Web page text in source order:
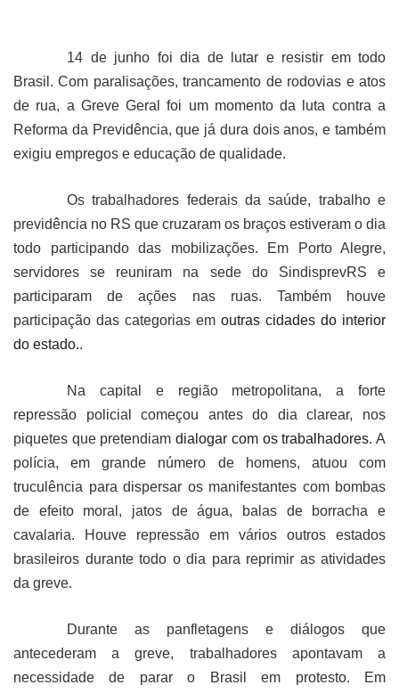
14 de junho foi dia de lutar e resistir em todo
Brasil. Com paralisações, trancamento de rodovias e atos
de rua, a Greve Geral foi um momento da luta contra a
Reforma da Previdência, que já dura dois anos, e também
exigiu empregos e educação de qualidade.
Os trabalhadores federais da saúde, trabalho e
previdência no RS que cruzaram os braços estiveram o dia
todo participando das mobilizações. Em Porto Alegre,
servidores se reuniram na sede do SindisprevRS e
participaram de ações nas ruas. Também houve
participação das categorias em outras cidades do interior
do estado..
Na capital e região metropolitana, a forte
repressão policial começou antes do dia clarear, nos
piquetes que pretendiamdialogar com os trabalhadores. A
polícia, em grande número de homens, atuou com
truculência para dispersar os manifestantes com bombas
de efeito moral, jatos de água, balas de borracha e
cavalaria. Houve repressão em vários outros estados
brasileiros durante todo o dia para reprimir as atividades
da greve.
Durante as panfletagens e diálogos que
antecederam a greve, trabalhadores apontavam a
necessidade de parar o Brasil em protesto. Em